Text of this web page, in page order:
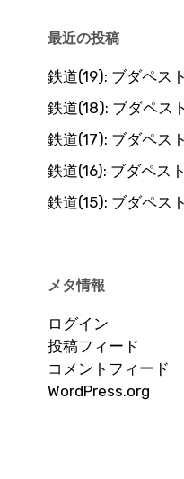
最近の投稿
鉄道(19): ブダペス
鉄道(18): ブダペス
鉄道(17): ブダペス
鉄道(16): ブダペス
鉄道(15): ブダペス
メタ情報
ログイン
投稿フィード
コメントフィード
WordPress.org